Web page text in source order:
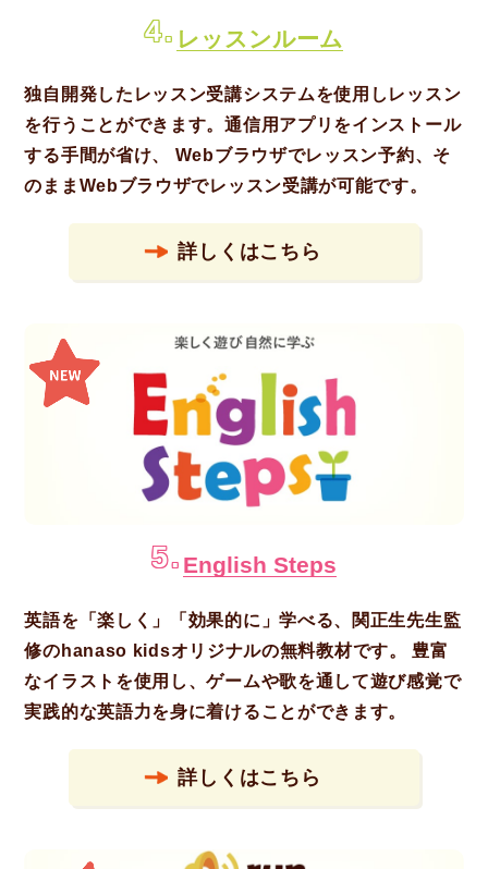
4. レッスンルーム
独自開発したレッスン受講システムを使用しレッスン
を行うことができます。通信用アプリをインストール
する手間が省け、 Webブラウザでレッスン予約、そ
のままWebブラウザでレッスン受講が可能です。
詳しくはこちら
5. English Steps
英語を「楽しく」「効果的に」学べる、関正生先生監
修のhanaso kidsオリジナルの無料教材です。 豊富
なイラストを使用し、ゲームや歌を通して遊び感覚で
実践的な英語力を身に着けることができます。
詳しくはこちら